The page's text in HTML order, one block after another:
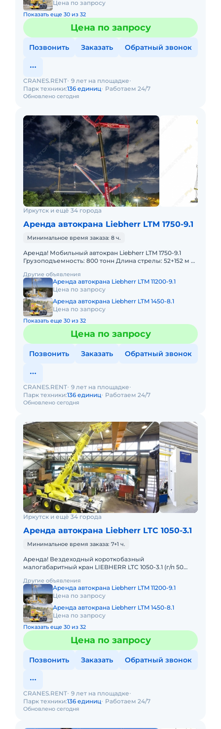
Цена по запросу
Показать еще 30 из 32
Цена по запросу
Позвонить Заказать Обратный звонок
Обновлено сегодня
CRANES.RENT 9 лет на площадке
Парк техники:136 единиц Работаем 24/7
Иркутск и ещё 34 города
Аренда автокрана Liebherr LTM 1750-9.1
Минимальное время заказа: 8 ч.
Аренда! Мобильный автокран Liebherr LTM 1750-9.1
Грузоподъемность: 800 тонн Длина стрелы: 52+152 м В
Свидетельство о ре
Другие объявления
Аренда автокрана Liebherr LTM 11200-9.1
Цена по запросу
Аренда автокрана Liebherr LTM 1450-8.1
Цена по запросу
Показать еще 30 из 32
Цена по запросу
Позвонить Заказать Обратный звонок
Обновлено сегодня
CRANES.RENT 9 лет на площадке
Парк техники:136 единиц Работаем 24/7
Иркутск и ещё 34 города
Аренда автокрана Liebherr LTC 1050-3.1
Минимальное время заказа: 7+1 ч.
Аренда! Вездеходный короткобазный
малогабаритный кран LIEBHERR LTC 1050-3.1 (г/п 50
маневренностью и проходимостью по бе
Другие объявления
Аренда автокрана Liebherr LTM 11200-9.1
Цена по запросу
Аренда автокрана Liebherr LTM 1450-8.1
Цена по запросу
Показать еще 30 из 32
Цена по запросу
Позвонить Заказать Обратный звонок
Обновлено сегодня
CRANES.RENT 9 лет на площадке
Парк техники:136 единиц Работаем 24/7